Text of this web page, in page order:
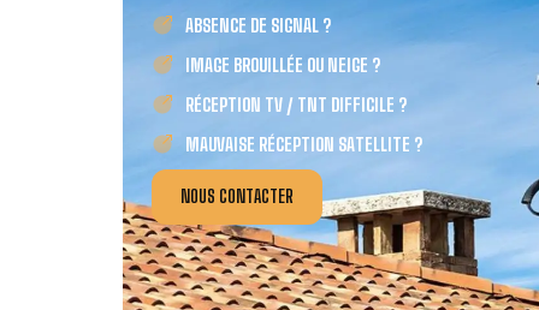
ABSENCE DE SIGNAL ?
IMAGE BROUILLÉE OU NEIGE ?
RÉCEPTION TV / TNT DIFFICILE ?
MAUVAISE RÉCEPTION SATELLITE ?
NOUS CONTACTER